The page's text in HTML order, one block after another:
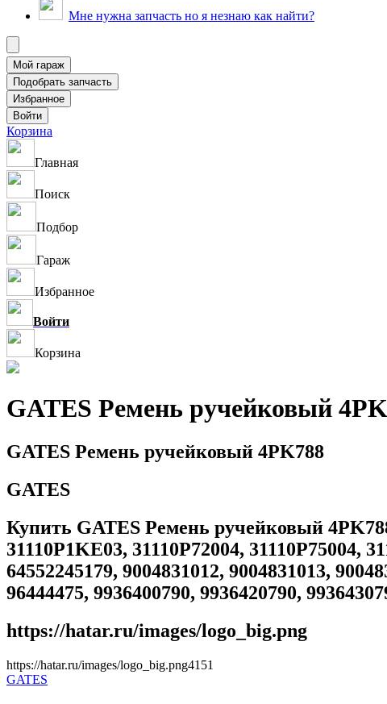
Мне нужна запчасть но я незнаю как найти?
Корзина
Главная
Поиск
Подбор
Гараж
Избранное
Войти
Корзина
GATES Ремень ручейковый
GATES Ремень ручейковый 4PK788
GATES
Купить GATES Ремень ручейковый
31110P1KE03, 31110P72004, 31110P75004,
64552245179, 9004831012, 9004831013,
96444475, 9936400790, 9936420790,
https://hatar.ru/images/logo_big.png
https://hatar.ru/images/logo_big.png41 51
GATES